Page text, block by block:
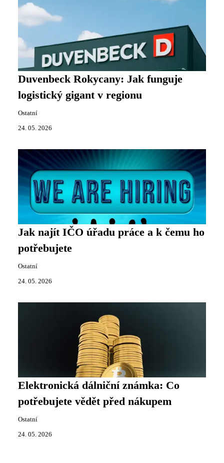
Duvenbeck Rokycany: Jak funguje
logistický gigant v regionu
Ostatní
24. 05. 2026
Jak najít IČO úřadu práce a k čemu ho
potřebujete
Ostatní
24. 05. 2026
Elektronická dálniční známka: Co
potřebujete vědět před nákupem
Ostatní
24. 05. 2026